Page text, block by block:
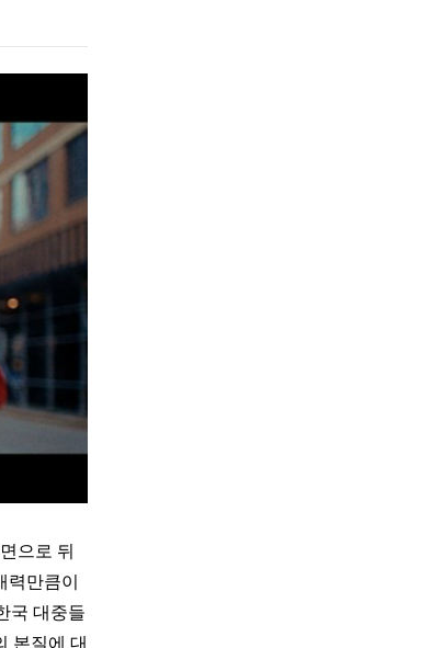
으로 뒤
만큼이
국 대중들
본질에 대